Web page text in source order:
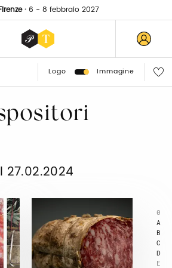
· 6 - 8 febbraio 2027
Logo Immagine
0
A
B
C
D
E